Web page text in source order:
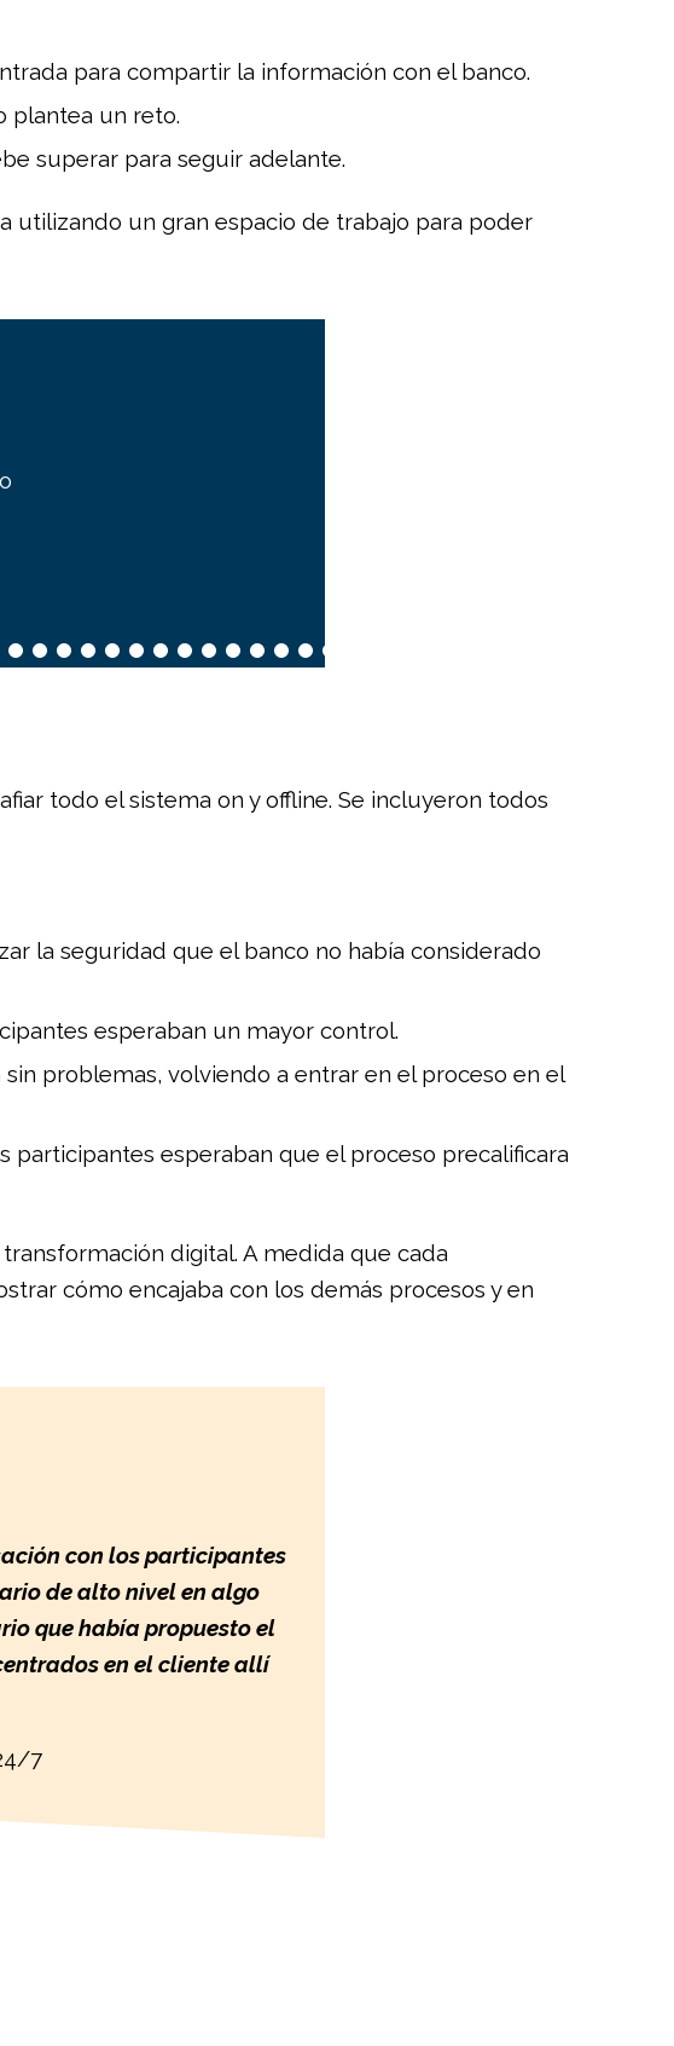
para compartir la información con el banco.
plantea un reto.
superar para seguir adelante.
utilizando un gran espacio de trabajo para poder
todo el sistema on y offline. Se incluyeron todos
la seguridad que el banco no había considerado
esperaban un mayor control.
problemas, volviendo a entrar en el proceso en el
esperaban que el proceso precalificara
digital. A medida que cada
cómo encajaba con los demás procesos y en
con los participantes
de alto nivel en algo
que había propuesto el
en el cliente allí
7